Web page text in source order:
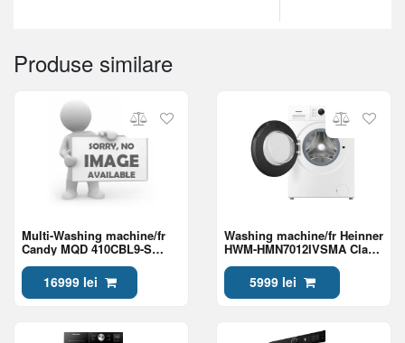
Produse similare
Multi-Washing machine/fr
Candy MQD 410CBL9-S
16999 lei
Washing machine/fr Heinner
HWM-HMN7012IVSMA Class
5999 lei